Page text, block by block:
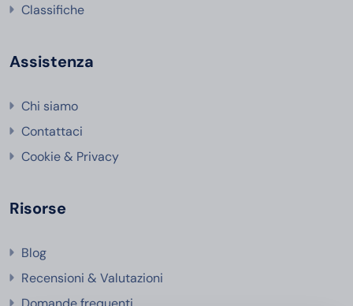
Classifiche
Assistenza
Chi siamo
Contattaci
Cookie & Privacy
Risorse
Blog
Recensioni & Valutazioni